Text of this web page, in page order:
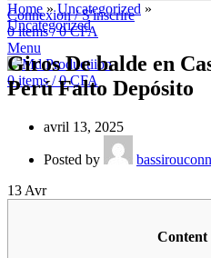
Connexion / S'inscrire
0items / 0CFA
Menu
0items / 0CFA
Home »Uncategorized »
Uncategorized
Giros De balde en
Perú Falto Depósito
avril 13, 2025
Posted by
13 Avr
Content